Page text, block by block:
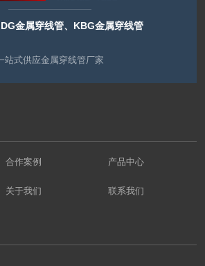
金属穿线管、KBG金属穿线管
站式供应金属穿线管厂家
合作案例 产品中心
关于我们 联系我们